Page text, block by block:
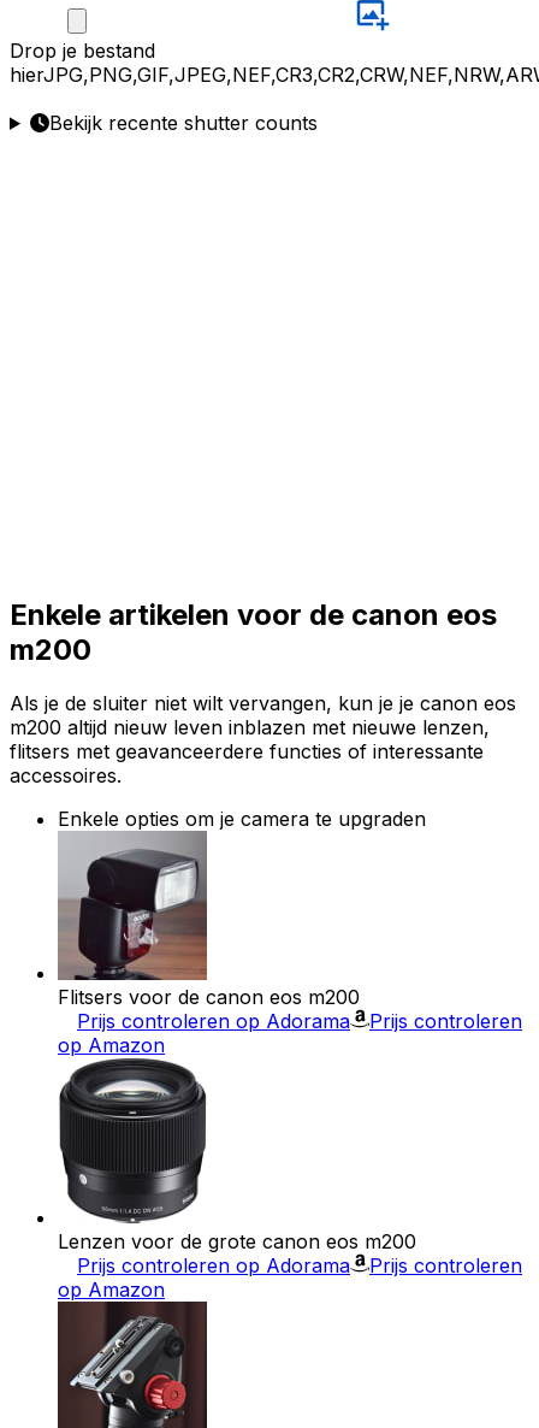
Drop je bestand
hier
Bekijk recente shutter counts
Enkele artikelen voor de canon eos
m200
Als je de sluiter niet wilt vervangen, kun je je canon eos
m200 altijd nieuw leven inblazen met nieuwe lenzen,
flitsers met geavanceerdere functies of interessante
accessoires.
Enkele opties om je camera te upgraden
Flitsers voor de canon eos m200
Prijs controleren op Adorama
Prijs controleren
op Amazon
Lenzen voor de grote canon eos m200
Prijs controleren op Adorama
Prijs controleren
op Amazon